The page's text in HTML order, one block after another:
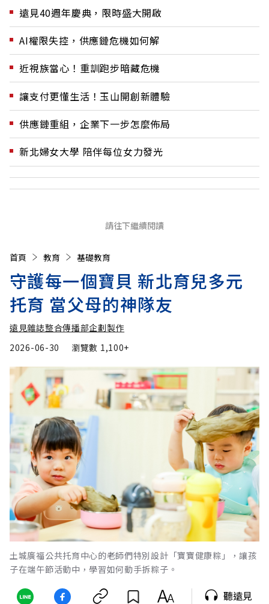
遠見40週年慶典，限時盛大開啟
AI權限失控，供應鏈危機如何解
近視族當心！重訓跑步暗藏危機
讓支付更懂生活！玉山開創新體驗
供應鏈重組，企業下一步怎麼佈局
新北婦女大學 陪伴每位女力發光
請往下繼續閱讀
首頁 教育 基礎教育
守護每一個寶貝 新北育兒多元
托育 當父母的神隊友
遠見雜誌整合傳播部企劃製作
2026-06-30
瀏覽數 1,100+
土城廣福公共托育中心的老師們特別設計「寶寶健康粽」，讓孩
子在端午節活動中，學習如何動手拆粽子。
聽遠見